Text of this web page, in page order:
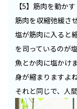
【5】筋肉を動かす
筋肉を収縮弛緩さ
塩が筋肉に入ると
を司っているのが
魚とか肉に塩かけ
身が縮まりますよ
それと同じで、人